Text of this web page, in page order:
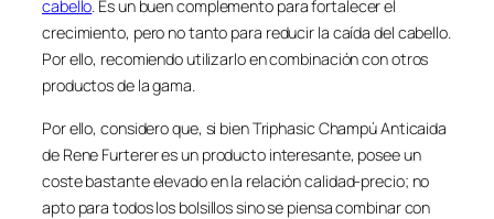
cabello. Es un buen complemento para fortalecer el
crecimiento, pero no tanto para reducir la caída del cabello.
Por ello, recomiendo utilizarlo en combinación con otros
productos de la gama.
Por ello, considero que, si bien Triphasic Champú Anticaida
de Rene Furterer es un producto interesante, posee un
coste bastante elevado en la relación calidad-precio; no
apto para todos los bolsillos sino se piensa combinar con